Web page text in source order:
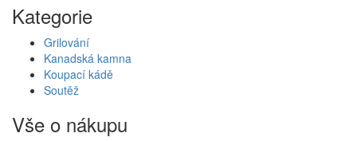
Kategorie
Grilování
Kanadská kamna
Koupací kádě
Soutěž
Vše o nákupu